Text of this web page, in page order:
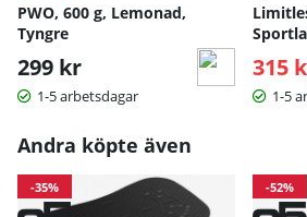
PWO, 600 g, Lemonad,
Tyngre
299 kr
1-5 arbetsdagar
315
1-5
Andra köpte även
-35% -52%